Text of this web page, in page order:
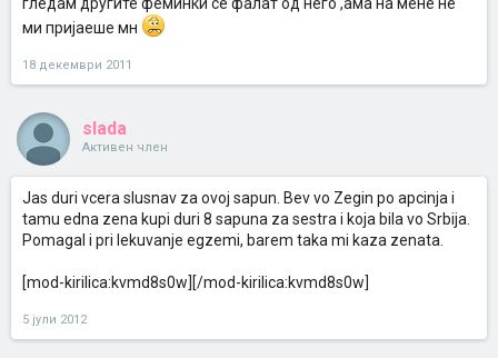
ми пријаеше мн
18 декември 2011
slada
Активен член
Jas duri vcera slusnav za ovoj sapun. Bev vo Zegin po apcinja i
tamu edna zena kupi duri 8 sapuna za sestra i koja bila vo Srbija.
Pomagal i pri lekuvanje egzemi, barem taka mi kaza zenata.
[mod-kirilica:kvmd8s0w][/mod-kirilica:kvmd8s0w]
5 јули 2012